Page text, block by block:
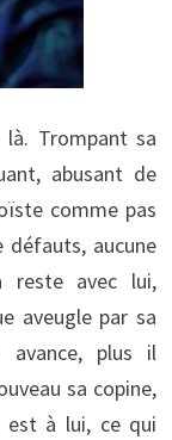
là. Trompant sa
abusant de
comme pas
défauts, aucune
reste avec lui,
aveugle par sa
avance, plus il
sa copine,
est à lui, ce qui